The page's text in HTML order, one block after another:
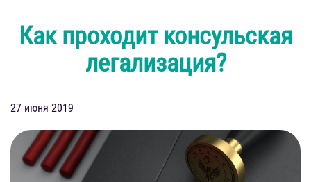
Как проходит консульская
легализация?
27 июня 2019